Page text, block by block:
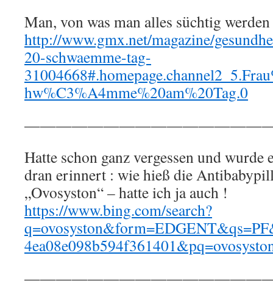
Man, von was man alles süchtig
http://www.gmx.net/magazine/
20-schwaemme-tag-
hw%C3%A4mme%20am%20Tag.0
Hatte schon ganz vergessen und
dran erinnert : wie hieß die
„Ovosyston“ – hatte ich ja auch !
https://www.bing.com/search?